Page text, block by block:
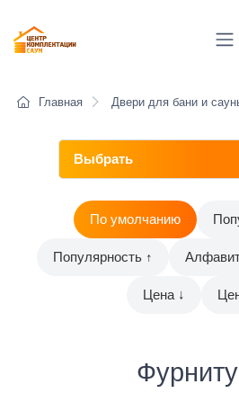
Главная Двери для бани и
По умолчанию
Популярность ↑
Цена ↓